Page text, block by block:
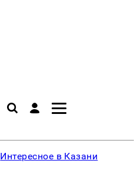
Интересное в Казани